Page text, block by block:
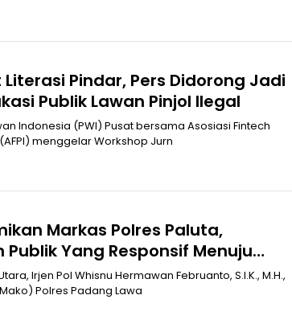
Literasi Pindar, Pers Didorong Jadi
Publik Lawan Pinjol Ilegal
menggelar Workshop Jurn
Markas Polres Paluta,
Yang Responsif Menuju
Irjen Pol Whisnu Hermawan Februanto, S.I.K., M.H.,
(Mako) Polres Padang Lawa